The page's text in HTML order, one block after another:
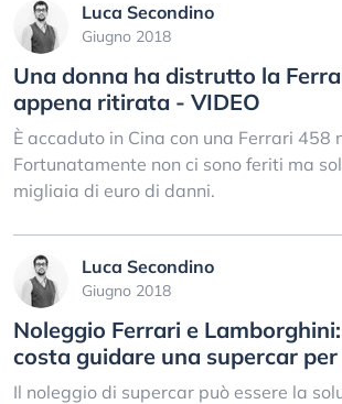
Luca Secondino
Giugno 2018
Una donna ha distrutto la
appena ritirata - VIDEO
È accaduto in Cina con una Ferrari 458
Fortunatamente non ci sono feriti ma
migliaia di euro di danni.
Luca Secondino
Giugno 2018
Noleggio Ferrari e
costa guidare una supercar
Il noleggio di supercar può essere la